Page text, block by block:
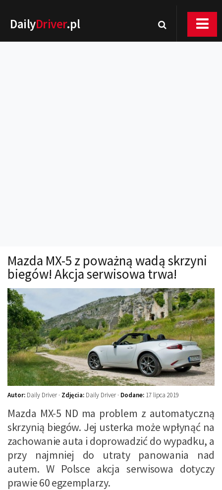
DailyDriver.pl
Technika jazdy
Oświetlenie
Kalkulatory
Przelicznik mocy
Auto z niemiec
Galerie
Mazda MX-5 z poważną wadą skrzyni
biegów! Akcja serwisowa trwa!
Autor: Daily Driver · Zdjęcia: Daily Driver · Dodane: 17 lipca 2019
Mazda MX-5 ND ma problem z automatyczną
skrzynią biegów. Jej usterka może wpłynąć na
zachowanie auta i doprowadzić do wypadku, a
przy najmniej do utraty panowania nad
autem. W Polsce akcja serwisowa dotyczy
prawie 60 egzemplarzy.